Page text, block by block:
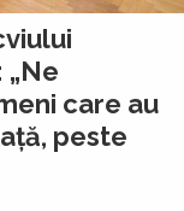
„Ne
care au
peste